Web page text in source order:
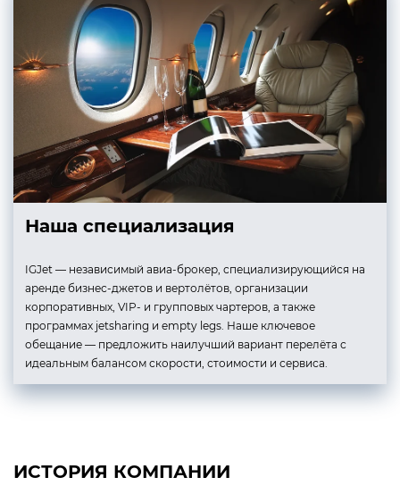
Наша специализация
IGJet — независимый авиа-брокер, специализирующийся на
аренде бизнес-джетов и вертолётов, организации
корпоративных, VIP- и групповых чартеров, а также
программах jetsharing и empty legs. Наше ключевое
обещание — предложить наилучший вариант перелёта с
идеальным балансом скорости, стоимости и сервиса.
ИСТОРИЯ КОМПАНИИ